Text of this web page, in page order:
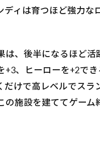
ィは育つほど強力な
、後半になるほど活
、ヒーローを+2で
けで高レベルでスラ
施設を建ててゲーム